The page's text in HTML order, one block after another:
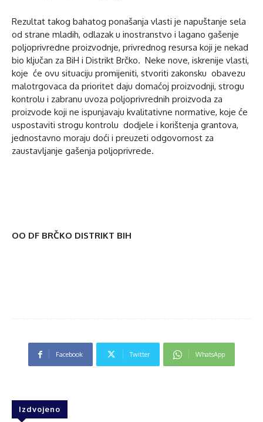
Rezultat takog bahatog ponašanja vlasti je napuštanje sela
od strane mladih, odlazak u inostranstvo i lagano gašenje
poljoprivredne proizvodnje, privrednog resursa koji je nekad
bio ključan za BiH i Distrikt Brčko. Neke nove, iskrenije vlasti,
koje će ovu situaciju promijeniti, stvoriti zakonsku obavezu
malotrgovaca da prioritet daju domaćoj proizvodnji, strogu
kontrolu i zabranu uvoza poljoprivrednih proizvoda za
proizvode koji ne ispunjavaju kvalitativne normative, koje će
uspostaviti strogu kontrolu dodjele i korištenja grantova,
jednostavno moraju doći i preuzeti odgovornost za
zaustavljanje gašenja poljoprivrede.
OO DF BRČKO DISTRIKT BIH
Facebook Twitter WhatsApp
Izdvojeno